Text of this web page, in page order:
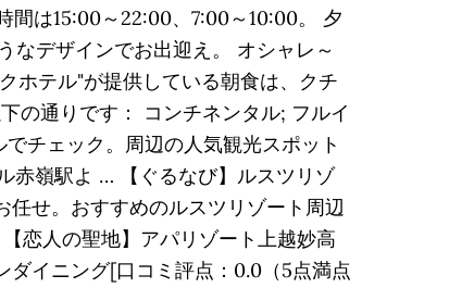
間は15:00～22:00、7:00～10:00。 夕
なデザインでお出迎え。 オシャレ～
ホテル"が提供している朝食は、クチ
の通りです： コンチネンタル; フルイ
チェック。周辺の人気観光スポット
赤嶺駅よ … 【ぐるなび】ルスツリゾ
せ。おすすめのルスツリゾート周辺
恋人の聖地】アパリゾート上越妙高
ダイニング[口コミ評点：0.0（5点満点